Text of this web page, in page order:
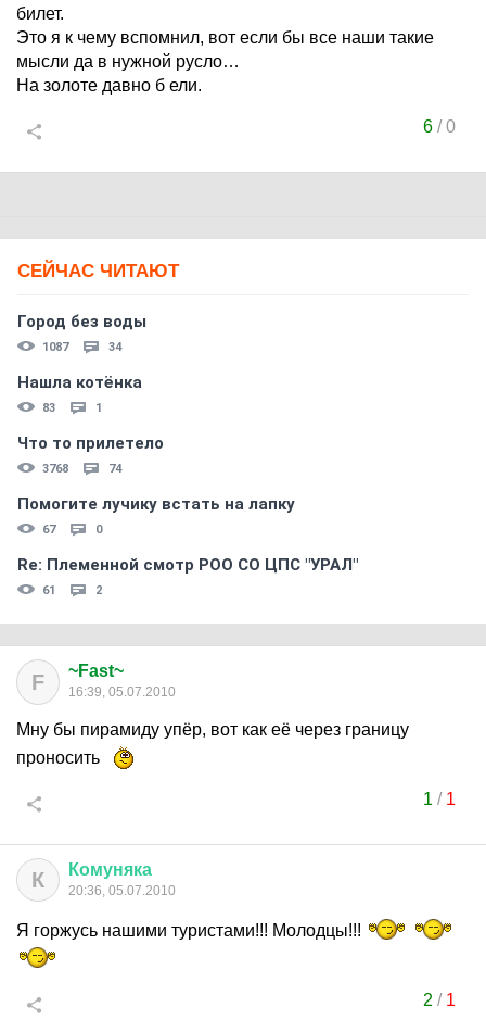
билет.
Это я к чему вспомнил, вот если бы все наши такие
мысли да в нужной русло…
На золоте давно б ели.
6/0
СЕЙЧАС ЧИТАЮТ
Город без воды
1087 34
Нашла котёнка
83 1
Что то прилетело
3768 74
Помогите лучику встать на лапку
67 0
Re: Племеннoй смoтр РOO CO ЦПС "УРАЛ"
61 2
F ~Fast~
16:39, 05.07.2010
Мну бы пирамиду упёр, вот как её через границу
проносить
1 / 1
К Комуняка
20:36, 05.07.2010
Я горжусь нашими туристами!!! Молодцы!!!
2 / 1